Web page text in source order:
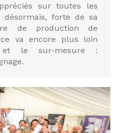
sur toutes les
forte de sa
de production de
va encore plus loin
et le sur-mesure :